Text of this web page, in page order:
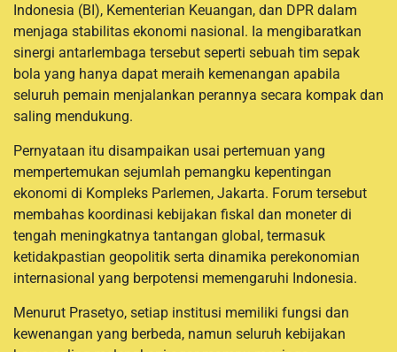
Indonesia (BI), Kementerian Keuangan, dan DPR dalam
menjaga stabilitas ekonomi nasional. Ia mengibaratkan
sinergi antarlembaga tersebut seperti sebuah tim sepak
bola yang hanya dapat meraih kemenangan apabila
seluruh pemain menjalankan perannya secara kompak dan
saling mendukung.
Pernyataan itu disampaikan usai pertemuan yang
mempertemukan sejumlah pemangku kepentingan
ekonomi di Kompleks Parlemen, Jakarta. Forum tersebut
membahas koordinasi kebijakan fiskal dan moneter di
tengah meningkatnya tantangan global, termasuk
ketidakpastian geopolitik serta dinamika perekonomian
internasional yang berpotensi memengaruhi Indonesia.
Menurut Prasetyo, setiap institusi memiliki fungsi dan
kewenangan yang berbeda, namun seluruh kebijakan